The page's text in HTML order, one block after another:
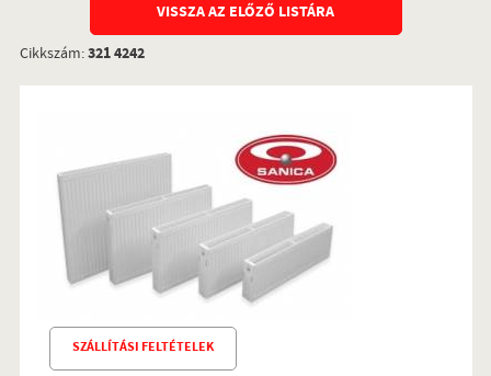
VISSZA AZ ELŐZŐ LISTÁRA
Cikkszám:321 4242
SZÁLLÍTÁSI FELTÉTELEK